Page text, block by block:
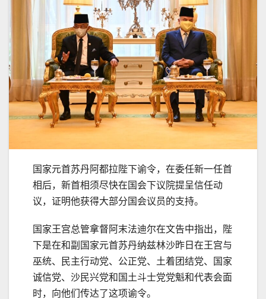
国家元首苏丹阿都拉陛下谕令，在委任新一任首
相后，新首相须尽快在国会下议院提呈信任动
议，证明他获得大部分国会议员的支持。
国家王宫总管拿督阿末法迪尔在文告中指出，陛
下是在和副国家元首苏丹纳兹林沙昨日在王宫与
巫统、民主行动党、公正党、土着团结党、国家
诚信党、沙民兴党和国土斗士党党魁和代表会面
时，向他们传达了这项谕令。